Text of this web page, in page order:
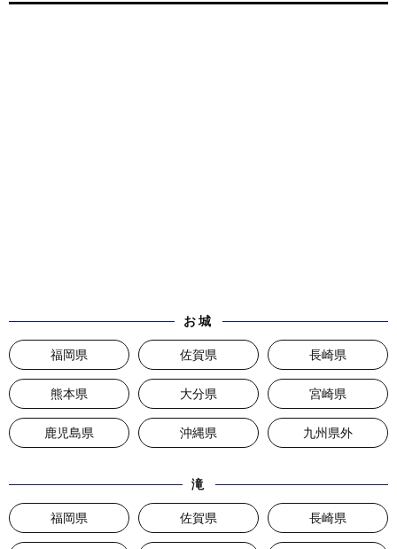
お城
福岡県 佐賀県 長崎県
熊本県 大分県 宮崎県
鹿児島県 沖縄県 九州県外
滝
福岡県 佐賀県 長崎県